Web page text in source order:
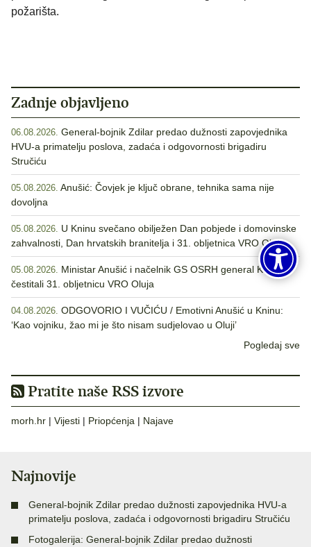
požarišta.
Zadnje objavljeno
06.08.2026. General-bojnik Zdilar predao dužnosti zapovjednika
HVU-a primatelju poslova, zadaća i odgovornosti brigadiru
Stručiću
05.08.2026. Anušić: Čovjek je ključ obrane, tehnika sama nije
dovoljna
05.08.2026. U Kninu svečano obilježen Dan pobjede i domovinske
zahvalnosti, Dan hrvatskih branitelja i 31. obljetnica VRO Oluja
05.08.2026. Ministar Anušić i načelnik GS OSRH general Kundid
čestitali 31. obljetnicu VRO Oluja
04.08.2026. ODGOVORIO I VUČIĆU / Emotivni Anušić u Kninu:
‘Kao vojniku, žao mi je što nisam sudjelovao u Oluji’
Pogledaj sve
Pratite naše RSS izvore
morh.hr | Vijesti | Priopćenja | Najave
Najnovije
General-bojnik Zdilar predao dužnosti zapovjednika HVU-a
primatelju poslova, zadaća i odgovornosti brigadiru Stručiću
Fotogalerija: General-bojnik Zdilar predao dužnosti